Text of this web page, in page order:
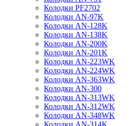
Колодки PF2702
Колодки AN-97K
Колодки AN-128K
Колодки AN-138K
Колодки AN-200K
Колодки AN-201K
Колодки AN-223WK
Колодки AN-224WK
Колодки AN-363WK
Колодки AN-300
Колодки AN-313WK
Колодки AN-312WK
Колодки AN-348WK
Колодки AN-314K